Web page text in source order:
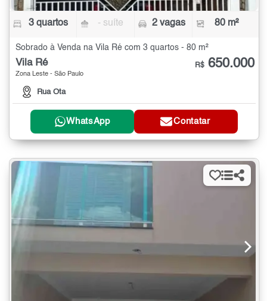
3 quartos - suíte 2 vagas 80 m²
Sobrado à Venda na Vila Ré com 3 quartos - 80 m²
Vila Ré
Zona Leste - São Paulo
Rua Ota
R$ 650.000
WhatsApp Contatar